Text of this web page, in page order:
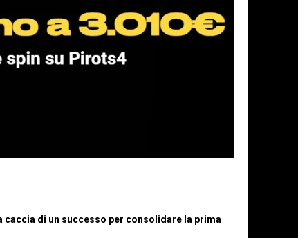
caccia di un successo per consolidare la prima